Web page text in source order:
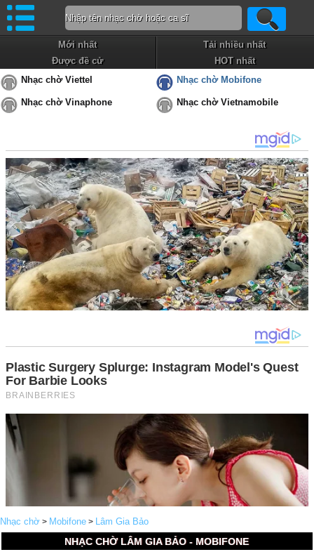
Mới nhất
Tải nhiều nhất
Được đề cử
HOT nhất
Nhạc chờ Viettel
Nhạc chờ Mobifone
Nhạc chờ Vinaphone Nhạc chờ Vietnamobile
Nhạc chờ > Mobifone > Lâm Gia Bảo
NHẠC CHỜ LÂM GIA BẢO - MOBIFONE